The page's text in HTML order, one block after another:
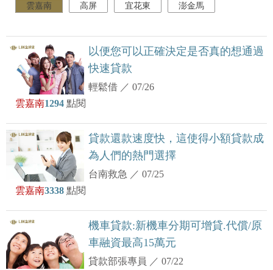
雲嘉南 高屏 宜花東 澎金馬
以便您可以正確決定是否真的想通過
快速貸款
輕鬆借 ／07/26
雲嘉南1294 點閱
貸款還款速度快，這使得小額貸款成
為人們的熱門選擇
台南救急 ／07/25
雲嘉南3338 點閱
機車貸款:新機車分期可增貸.代償/原
車融資最高15萬元
貸款部張專員 ／07/22